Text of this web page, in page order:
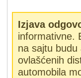
Izjava
informativne.
na sajtu
ovlašćenih
automobila